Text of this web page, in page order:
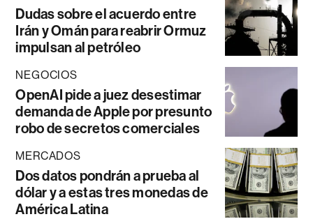
Dudas sobre el acuerdo entre
Irán y Omán para reabrir Ormuz
impulsan al petróleo
NEGOCIOS
OpenAI pide a juez desestimar
demanda de Apple por presunto
robo de secretos comerciales
MERCADOS
Dos datos pondrán a prueba al
dólar y a estas tres monedas de
América Latina